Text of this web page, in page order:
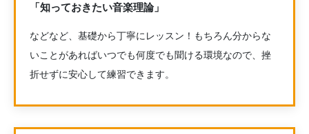
「知っておきたい音楽理論」
などなど、基礎から丁寧にレッスン！もちろん分からな
いことがあればいつでも何度でも聞ける環境なので、挫
折せずに安心して練習できます。